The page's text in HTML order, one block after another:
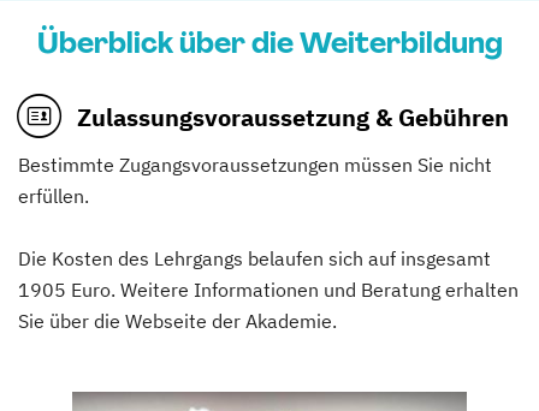
Überblick über die Weiterbildung
Zulassungsvoraussetzung & Gebühren
Bestimmte Zugangsvoraussetzungen müssen Sie nicht
erfüllen.
Die Kosten des Lehrgangs belaufen sich auf insgesamt
1905 Euro. Weitere Informationen und Beratung erhalten
Sie über die Webseite der Akademie.